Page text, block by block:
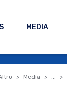
MEDIA
Media ...